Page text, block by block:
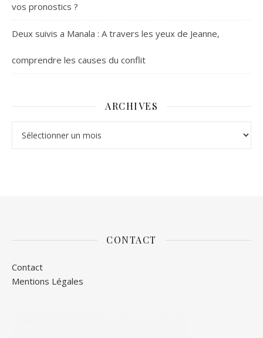
vos pronostics ?
Deux suivis a Manala : A travers les yeux de Jeanne,
comprendre les causes du conflit
ARCHIVES
CONTACT
Contact
Mentions Légales